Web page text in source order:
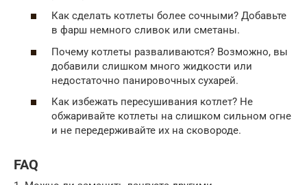
Как сделать котлеты более сочными? Добавьте
в фарш немного сливок или сметаны.
Почему котлеты разваливаются? Возможно, вы
добавили слишком много жидкости или
недостаточно панировочных сухарей.
Как избежать пересушивания котлет? Не
обжаривайте котлеты на слишком сильном огне
и не передерживайте их на сковороде.
FAQ